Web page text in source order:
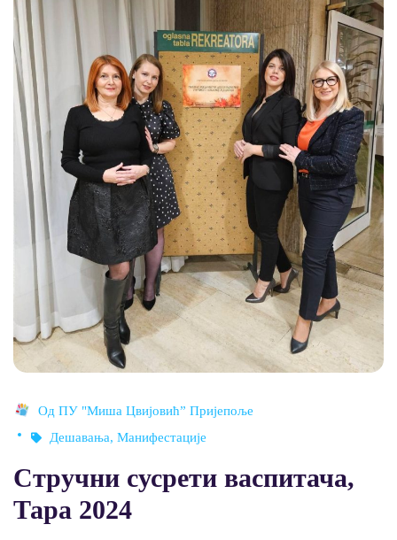
Од ПУ "Миша Цвијовић” Пријепоље
Дешавања, Манифестације
Стручни сусрети васпитача,
Тара 2024